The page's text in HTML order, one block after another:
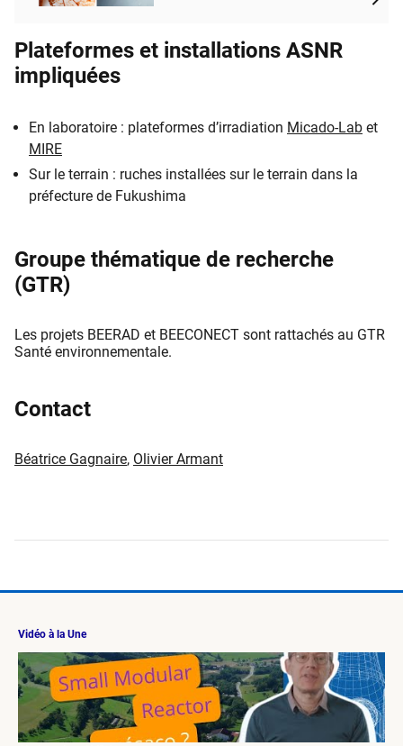
de l’impact des radionucléides sur les
Plateformes et installations ASNR
impliquées
En laboratoire : plateformes d’irradiation Micado-Lab et
MIRE
Sur le terrain : ruches installées sur le terrain dans la
préfecture de Fukushima
Groupe thématique de recherche
(GTR)
Les projets BEERAD et BEECONECT sont rattachés au GTR
Santé environnementale.
Contact
Béatrice Gagnaire, Olivier Armant
Vidéo à la Une